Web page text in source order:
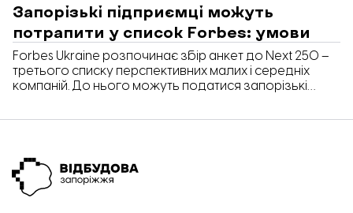
Запорізькі підприємці можуть
потрапити у список Forbes: умови
Forbes Ukraine розпочинає збір анкет до Next 250 –
третього списку перспективних малих і середніх
компаній. До нього можуть податися запорізькі
грн.